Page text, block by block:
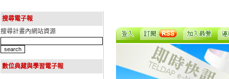
搜尋電子報
搜尋計畫內網站資源
數位典藏與學習電子報